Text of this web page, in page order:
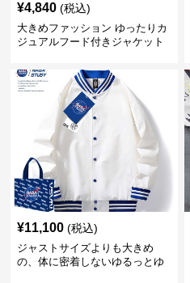
¥4,840 (税込)
大きめファッション ゆったりカ
ジュアルフード付きジャケット
¥11,100 (税込)
ジャストサイズよりも大きめ
の、体に密着しないゆるっとゆ